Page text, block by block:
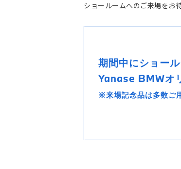
ショールームへのご来場をお
期間中にショー
Yanase BMWオ
※来場記念品は多数ご